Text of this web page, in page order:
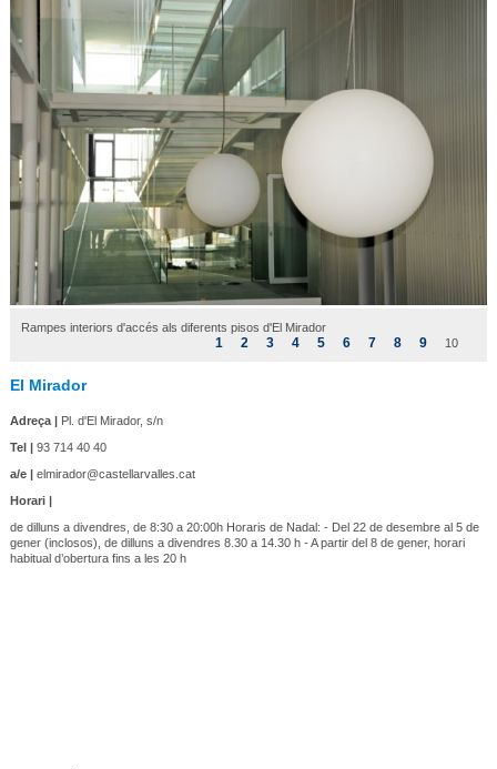
Rampes interiors d'accés als diferents pisos d'El Mirador
1 2 3 4 5 6 7 8 9 10
El Mirador
Adreça |Pl. d'El Mirador, s/n
Tel |93 714 40 40
a/e |elmirador@castellarvalles.cat
Horari |
de dilluns a divendres, de 8:30 a 20:00h Horaris de Nadal: - Del 22 de desembre al 5 de
gener (inclosos), de dilluns a divendres 8.30 a 14.30 h - A partir del 8 de gener, horari
habitual d’obertura fins a les 20 h